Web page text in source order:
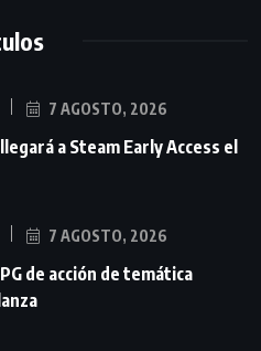
7 AGOSTO, 2026
a Steam Early Access el
7 AGOSTO, 2026
de acción de temática